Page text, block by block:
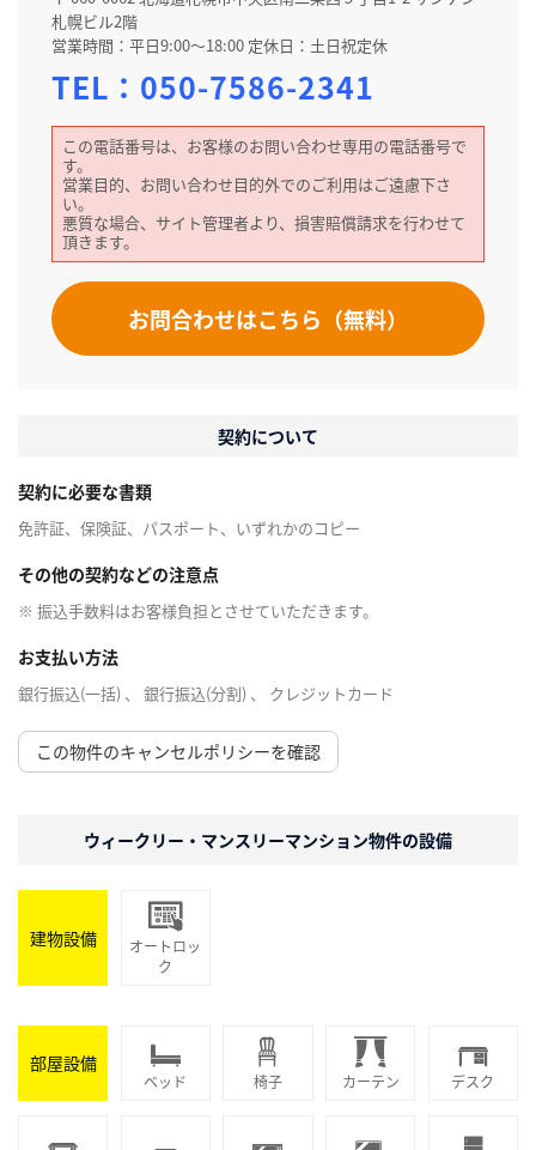
札幌ビル2階
営業時間：平日9:00～18:00 定休日：土日祝定休
TEL： 050-7586-2341
この電話番号は、お客様のお問い合わせ専用の電話番号で
す。
営業目的、お問い合わせ目的外でのご利用はご遠慮下さ
い。
悪質な場合、サイト管理者より、損害賠償請求を行わせて
頂きます。
お問合わせはこちら（無料）
契約について
契約に必要な書類
免許証、保険証、パスポート、いずれかのコピー
その他の契約などの注意点
※ 振込手数料はお客様負担とさせていただきます。
お支払い方法
銀行振込(一括) 、 銀行振込(分割) 、 クレジットカード
この物件のキャンセルポリシーを確認
ウィークリー・マンスリーマンション物件の設備
建物設備
オートロッ
ク
部屋設備
ベッド 椅子 カーテン デスク